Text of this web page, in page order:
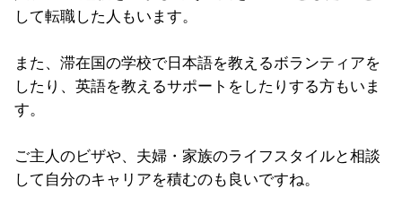
して転職した人もいます。
また、滞在国の学校で日本語を教えるボランティアを
したり、英語を教えるサポートをしたりする方もいま
す。
ご主人のビザや、夫婦・家族のライフスタイルと相談
して自分のキャリアを積むのも良いですね。